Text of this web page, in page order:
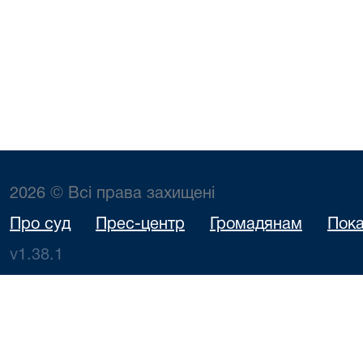
2026 © Всі права захищені
Про суд Прес-центр Громадянам
v1.38.1